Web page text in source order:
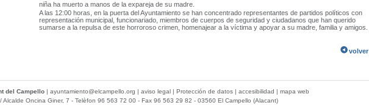
niña ha muerto a manos de la expareja de su madre.
A las 12:00 horas, en la puerta del Ayuntamiento se han concentrado representantes de partidos políticos con
representación municipal, funcionariado, miembros de cuerpos de seguridad y ciudadanos que han querido
sumarse a la repulsa de este horroroso crimen, homenajear a la víctima y apoyar a su madre, familia y amigos.
volver
del Campello | ayuntamiento@elcampello.org | aviso legal | Protección de datos | accesibilidad | mapa web
Alcalde Oncina Giner, 7 - Telèfon 96 563 72 00 - Fax 96 563 29 82 - 03560 El Campello (Alacant)